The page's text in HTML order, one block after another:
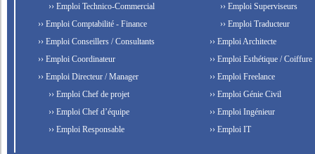
›› Emploi Technico-Commercial
›› Emploi Comptabilité - Finance
›› Emploi Conseillers / Consultants
›› Emploi Coordinateur
›› Emploi Directeur / Manager
›› Emploi Chef de projet
›› Emploi Chef d’équipe
›› Emploi Responsable
›› Emploi Superviseurs
›› Emploi Traducteur
›› Emploi Architecte
›› Emploi Esthétique / Coiffure
›› Emploi Freelance
›› Emploi Génie Civil
›› Emploi Ingénieur
›› Emploi IT